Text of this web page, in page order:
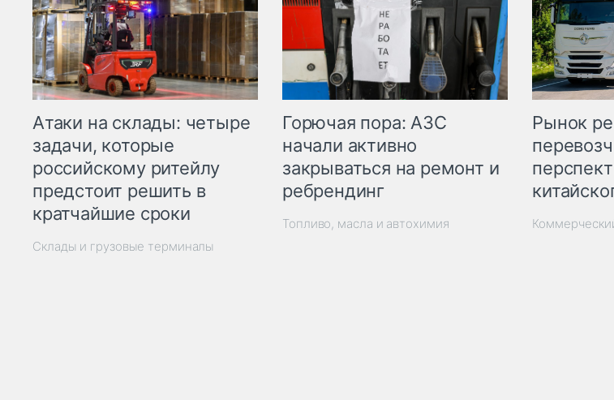
Атаки на склады: четыре
задачи, которые
российскому ритейлу
предстоит решить в
кратчайшие сроки
Склады и грузовые терминалы
Горючая пора: АЗС
начали активно
закрываться на ремонт и
ребрендинг
Топливо, масла и автохимия
Рынок